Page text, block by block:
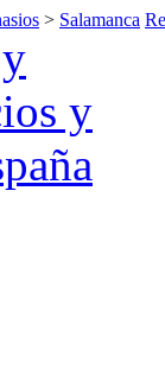
> Salamanca